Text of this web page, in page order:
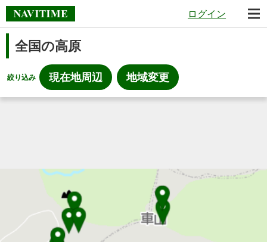
ログイン
全国の高原
絞り込み 現在地周辺 地域変更